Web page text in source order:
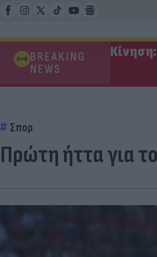
BREAKING
NEWS
Σπορ
Πρώτη ήττα για